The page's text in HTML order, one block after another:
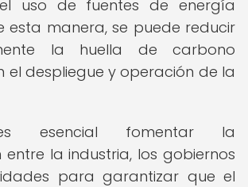
uso de fuentes de energía
esta manera, se puede reducir
la huella de carbono
el despliegue y operación de la
esencial fomentar la
la industria, los gobiernos
para garantizar que el